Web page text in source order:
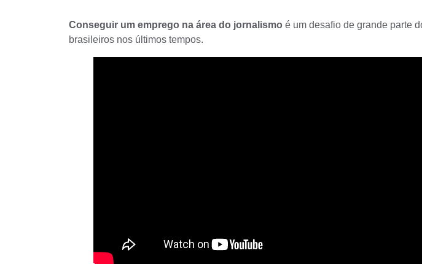
Conseguir um emprego na área do jornalismo é um desafio de grande parte
brasileiros nos últimos tempos.